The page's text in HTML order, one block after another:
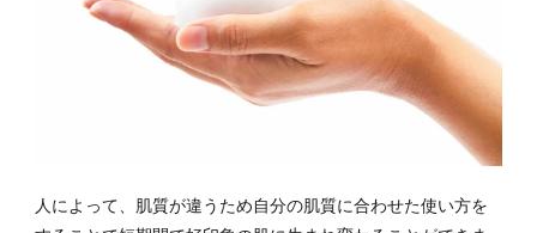
人によって、肌質が違うため自分の肌質に合わせた使い方を